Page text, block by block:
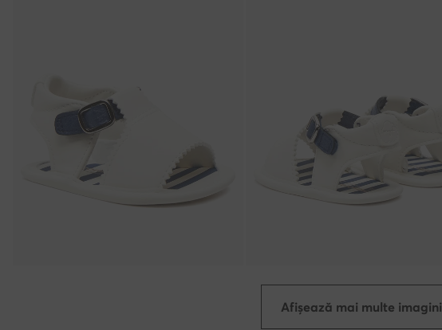
Afișează mai multe imagini